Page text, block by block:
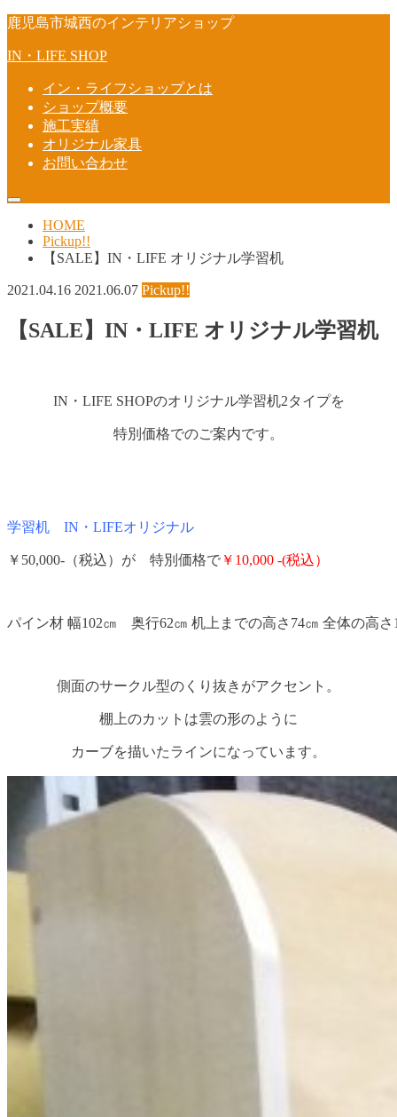
鹿児島市城西のインテリアショップ
IN・LIFE SHOP
イン・ライフショップとは
ショップ概要
施工実績
オリジナル家具
お問い合わせ
HOME
Pickup!!
【SALE】IN・LIFE オリジナル学習机
2021.04.16 2021.06.07 Pickup!!
【SALE】IN・LIFE オリジナル学習机
IN・LIFE SHOPのオリジナル学習机2タイプを
特別価格でのご案内です。
学習机 IN・LIFEオリジナル
￥50,000-（税込）が 特別価格で ￥10,000 -(税込）
パイン材 幅102㎝ 奥行62㎝ 机上までの高さ74㎝ 全体の高さ
側面のサークル型のくり抜きがアクセント。
棚上のカットは雲の形のように
カーブを描いたラインになっています。